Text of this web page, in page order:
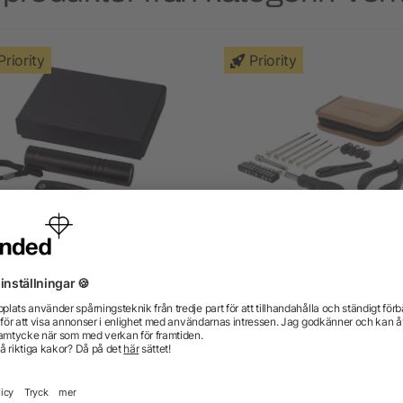
gåvoset med multikniv
och ficklampa
från 108,49 kr
Priority
RCS-återvunnen plast i
kork